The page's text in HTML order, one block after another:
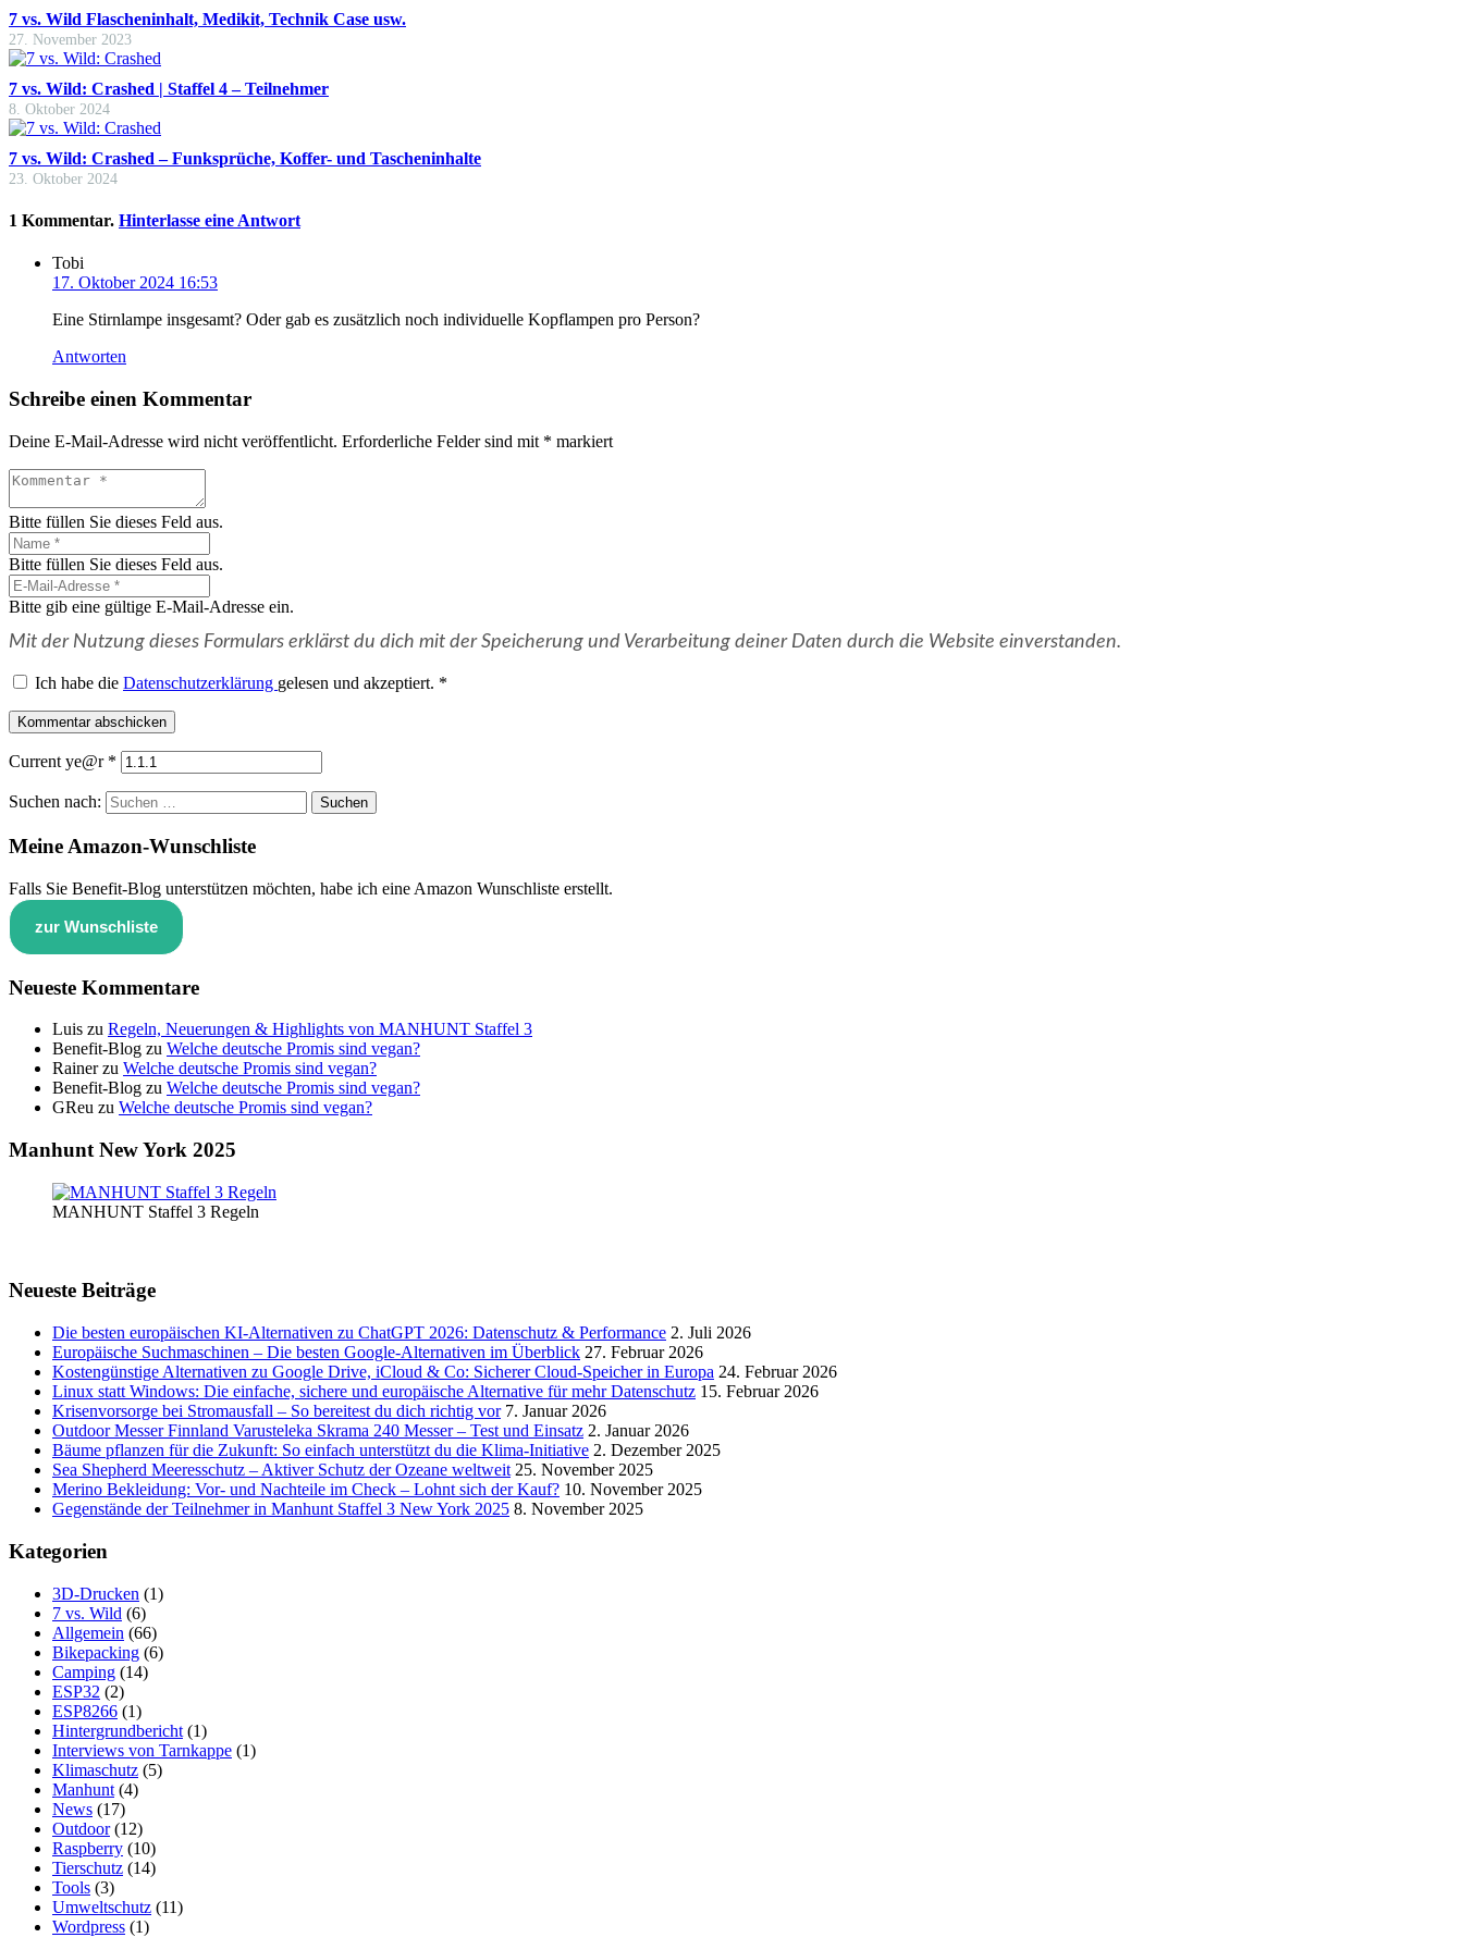
7 vs. Wild Flascheninhalt, Medikit, Technik Case usw.
27. November 2023
7 vs. Wild: Crashed | Staffel 4 – Teilnehmer
8. Oktober 2024
7 vs. Wild: Crashed – Funksprüche, Koffer- und Tascheninhalte
23. Oktober 2024
1 Kommentar. Hinterlasse eine Antwort
Tobi
17. Oktober 2024 16:53
Eine Stirnlampe insgesamt? Oder gab es zusätzlich noch individuelle Kopflampen pro Person?
Antworten
Schreibe einen Kommentar
Deine E-Mail-Adresse wird nicht veröffentlicht. Erforderliche Felder sind mit * markiert
Bitte füllen Sie dieses Feld aus.
Bitte füllen Sie dieses Feld aus.
Bitte gib eine gültige E-Mail-Adresse ein.
Mit der Nutzung dieses Formulars erklärst du dich mit der Speicherung und Verarbeitung deiner Daten durch die Website einverstanden.
Ich habe die Datenschutzerklärung gelesen und akzeptiert. *
Kommentar abschicken
Current ye@r *
Suchen nach:
Meine Amazon-Wunschliste
Falls Sie Benefit-Blog unterstützen möchten, habe ich eine Amazon Wunschliste erstellt.
zur Wunschliste
Neueste Kommentare
Luis zu Regeln, Neuerungen & Highlights von MANHUNT Staffel 3
Benefit-Blog zu Welche deutsche Promis sind vegan?
Rainerzu Welche deutsche Promis sind vegan?
Benefit-Blog zu Welche deutsche Promis sind vegan?
GReu zu Welche deutsche Promis sind vegan?
Manhunt New York 2025
MANHUNT Staffel 3 Regeln
Neueste Beiträge
Die besten europäischen KI-Alternativen zu ChatGPT 2026: Datenschutz & Performance 2. Juli 2026
Europäische Suchmaschinen – Die besten Google-Alternativen im Überblick 27. Februar 2026
Kostengünstige Alternativen zu Google Drive, iCloud & Co: Sicherer Cloud-Speicher in Europa 24. Februar 2026
Linux statt Windows: Die einfache, sichere und europäische Alternative für mehr Datenschutz 15. Februar 2026
Krisenvorsorge bei Stromausfall – So bereitest du dich richtig vor 7. Januar 2026
Outdoor Messer Finnland Varusteleka Skrama 240 Messer – Test und Einsatz 2. Januar 2026
Bäume pflanzen für die Zukunft: So einfach unterstützt du die Klima-Initiative 2. Dezember 2025
Sea Shepherd Meeresschutz – Aktiver Schutz der Ozeane weltweit 25. November 2025
Merino Bekleidung: Vor- und Nachteile im Check – Lohnt sich der Kauf? 10. November 2025
Gegenstände der Teilnehmer in Manhunt Staffel 3 New York 2025 8. November 2025
Kategorien
3D-Drucken (1)
7 vs. Wild (6)
Allgemein (66)
Bikepacking (6)
Camping (14)
ESP32 (2)
ESP8266 (1)
Hintergrundbericht (1)
Interviews von Tarnkappe (1)
Klimaschutz (5)
Manhunt (4)
News (17)
Outdoor(12)
Raspberry (10)
Tierschutz (14)
Tools (3)
Umweltschutz (11)
Wordpress (1)